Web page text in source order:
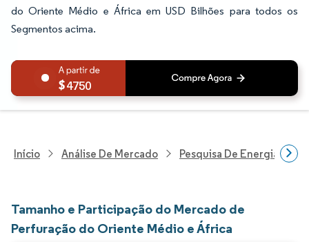
do Oriente Médio e África em USD Bilhões para todos os
Segmentos acima.
4750
Início Análise De Mercado Pesquisa De Energia E
Tamanho e Participação do Mercado de
Perfuração do Oriente Médio e África